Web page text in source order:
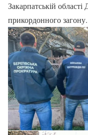
Закарпатській
прикордонного загону.